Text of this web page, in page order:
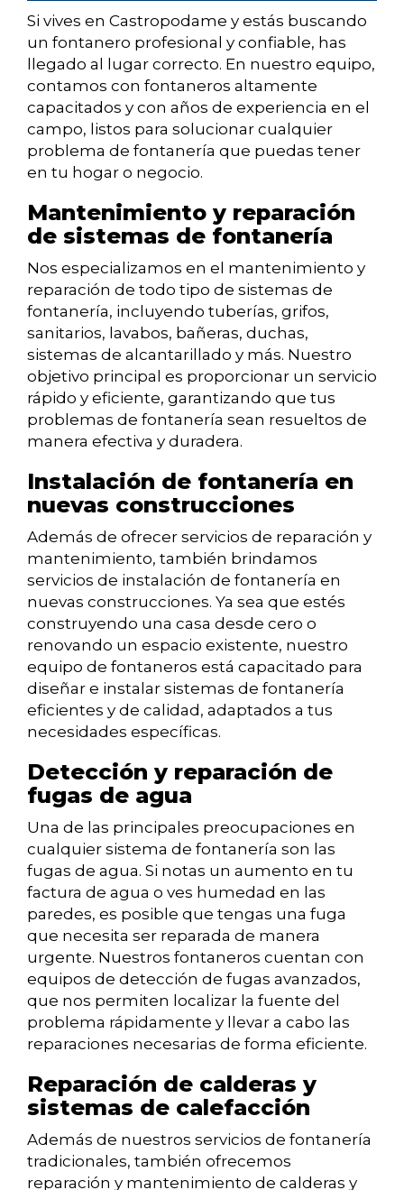
Si vives en Castropodame y estás buscando
un fontanero profesional y confiable, has
llegado al lugar correcto. En nuestro equipo,
contamos con fontaneros altamente
capacitados y con años de experiencia en el
campo, listos para solucionar cualquier
problema de fontanería que puedas tener
en tu hogar o negocio.
Mantenimiento y reparación
de sistemas de fontanería
Nos especializamos en el mantenimiento y
reparación de todo tipo de sistemas de
fontanería, incluyendo tuberías, grifos,
sanitarios, lavabos, bañeras, duchas,
sistemas de alcantarillado y más. Nuestro
objetivo principal es proporcionar un servicio
rápido y eficiente, garantizando que tus
problemas de fontanería sean resueltos de
manera efectiva y duradera.
Instalación de fontanería en
nuevas construcciones
Además de ofrecer servicios de reparación y
mantenimiento, también brindamos
servicios de instalación de fontanería en
nuevas construcciones. Ya sea que estés
construyendo una casa desde cero o
renovando un espacio existente, nuestro
equipo de fontaneros está capacitado para
diseñar e instalar sistemas de fontanería
eficientes y de calidad, adaptados a tus
necesidades específicas.
Detección y reparación de
fugas de agua
Una de las principales preocupaciones en
cualquier sistema de fontanería son las
fugas de agua. Si notas un aumento en tu
factura de agua o ves humedad en las
paredes, es posible que tengas una fuga
que necesita ser reparada de manera
urgente. Nuestros fontaneros cuentan con
equipos de detección de fugas avanzados,
que nos permiten localizar la fuente del
problema rápidamente y llevar a cabo las
reparaciones necesarias de forma eficiente.
Reparación de calderas y
sistemas de calefacción
Además de nuestros servicios de fontanería
tradicionales, también ofrecemos
reparación y mantenimiento de calderas y